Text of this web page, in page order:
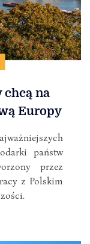
chcą na
Europy
państw
przez
z Polskim